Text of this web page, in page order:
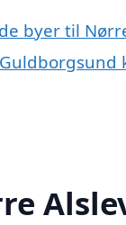
byer til